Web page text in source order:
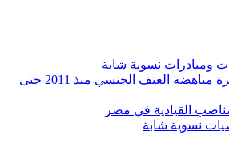
ومبادرات نسوية شابة
لمحات من مسيرة مناهضة العنف الجنسي منذ 2011 حتى
القيادية في مصر
نسوية شابة